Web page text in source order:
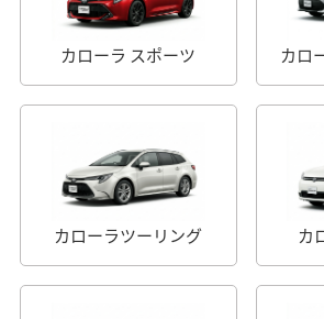
カローラ スポーツ カロ
カローラツーリング カ